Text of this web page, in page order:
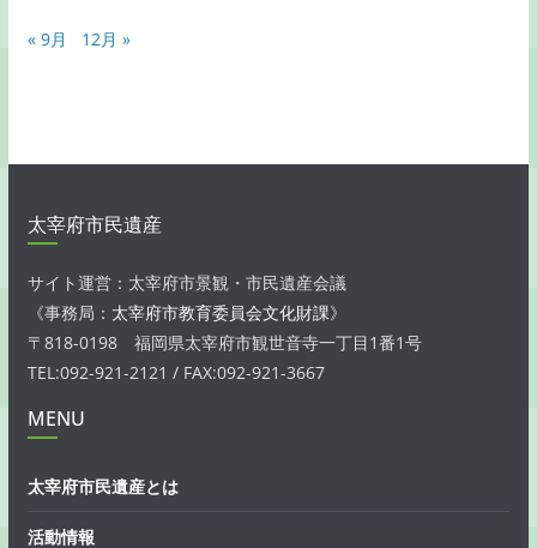
« 9月 12月 »
太宰府市民遺産
サイト運営：太宰府市景観・市民遺産会議
《事務局： 太宰府市教育委員会文化財課》
〒818-0198 福岡県太宰府市観世音寺一丁目1番1号
TEL:092-921-2121 / FAX:092-921-3667
MENU
太宰府市民遺産とは
活動情報